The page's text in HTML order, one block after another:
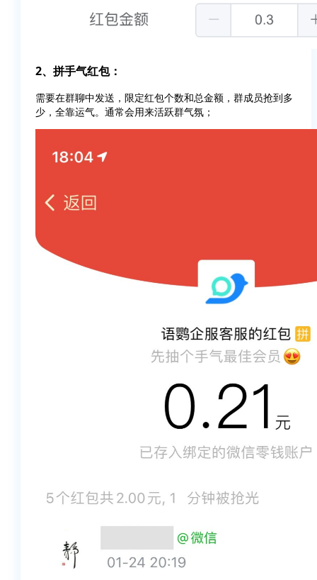
2、拼手气红包：
需要在群聊中发送，限定红包个数和总金额，群成员抢到多
少，全靠运气。通常会用来活跃群气氛；